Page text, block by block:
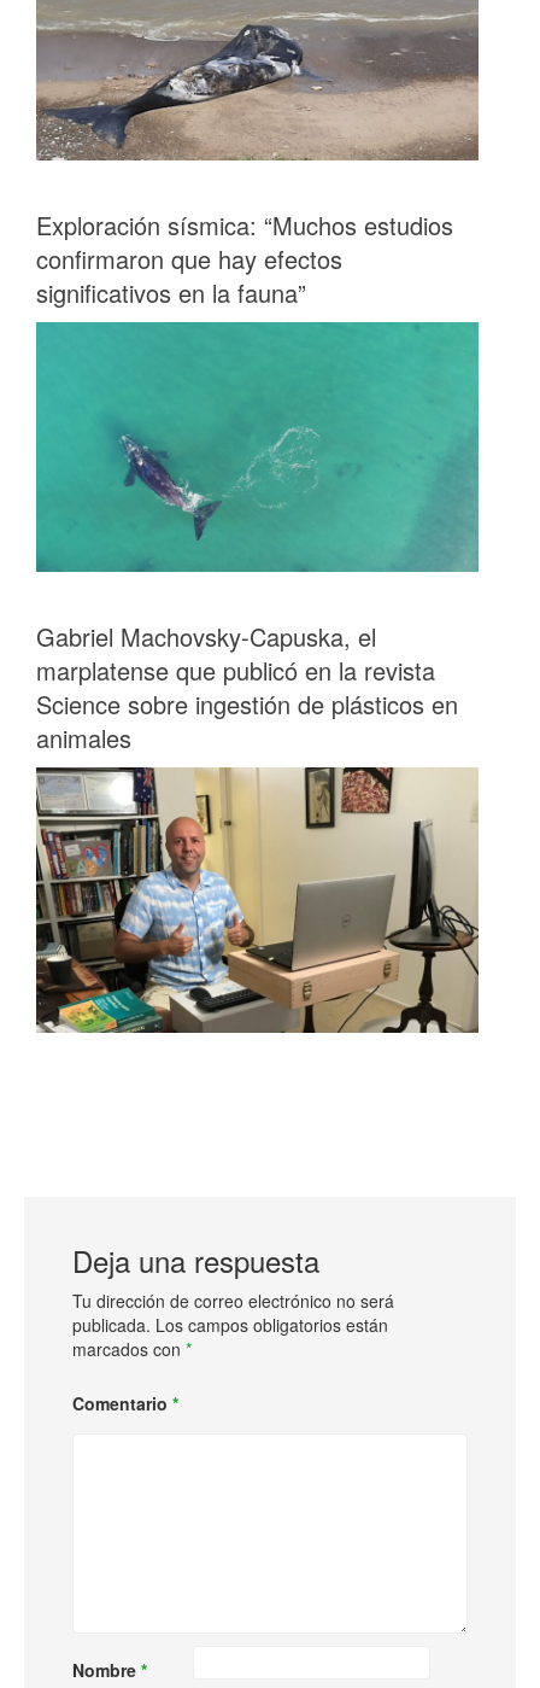
Exploración sísmica: “Muchos estudios
confirmaron que hay efectos
significativos en la fauna”
Gabriel Machovsky-Capuska, el
marplatense que publicó en la revista
Science sobre ingestión de plásticos en
animales
Deja una respuesta
Tu dirección de correo electrónico no será
publicada. Los campos obligatorios están
marcados con *
Comentario *
Nombre *